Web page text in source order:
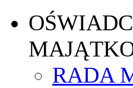
RADA